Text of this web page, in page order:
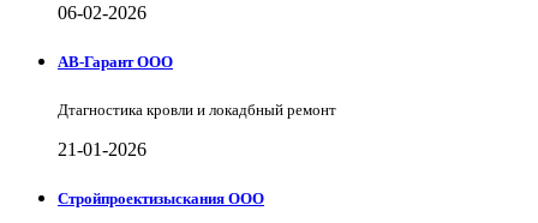
06-02-2026
АВ-Гарант ООО
Дтагностика кровли и локадбный ремонт
21-01-2026
Стройпроектизыскания ООО